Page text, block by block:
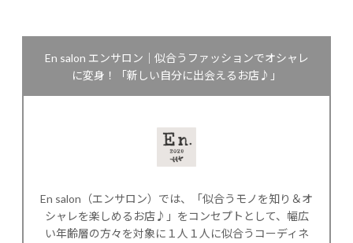
En salon エンサロン｜似合うファッションでオシャレ
に変身！「新しい自分に出会えるお店♪」
En salon（エンサロン）では、「似合うモノを知り＆オ
シャレを楽しめるお店♪」をコンセプトとして、幅広
い年齢層の方々を対象に１人１人に似合うコーディネ